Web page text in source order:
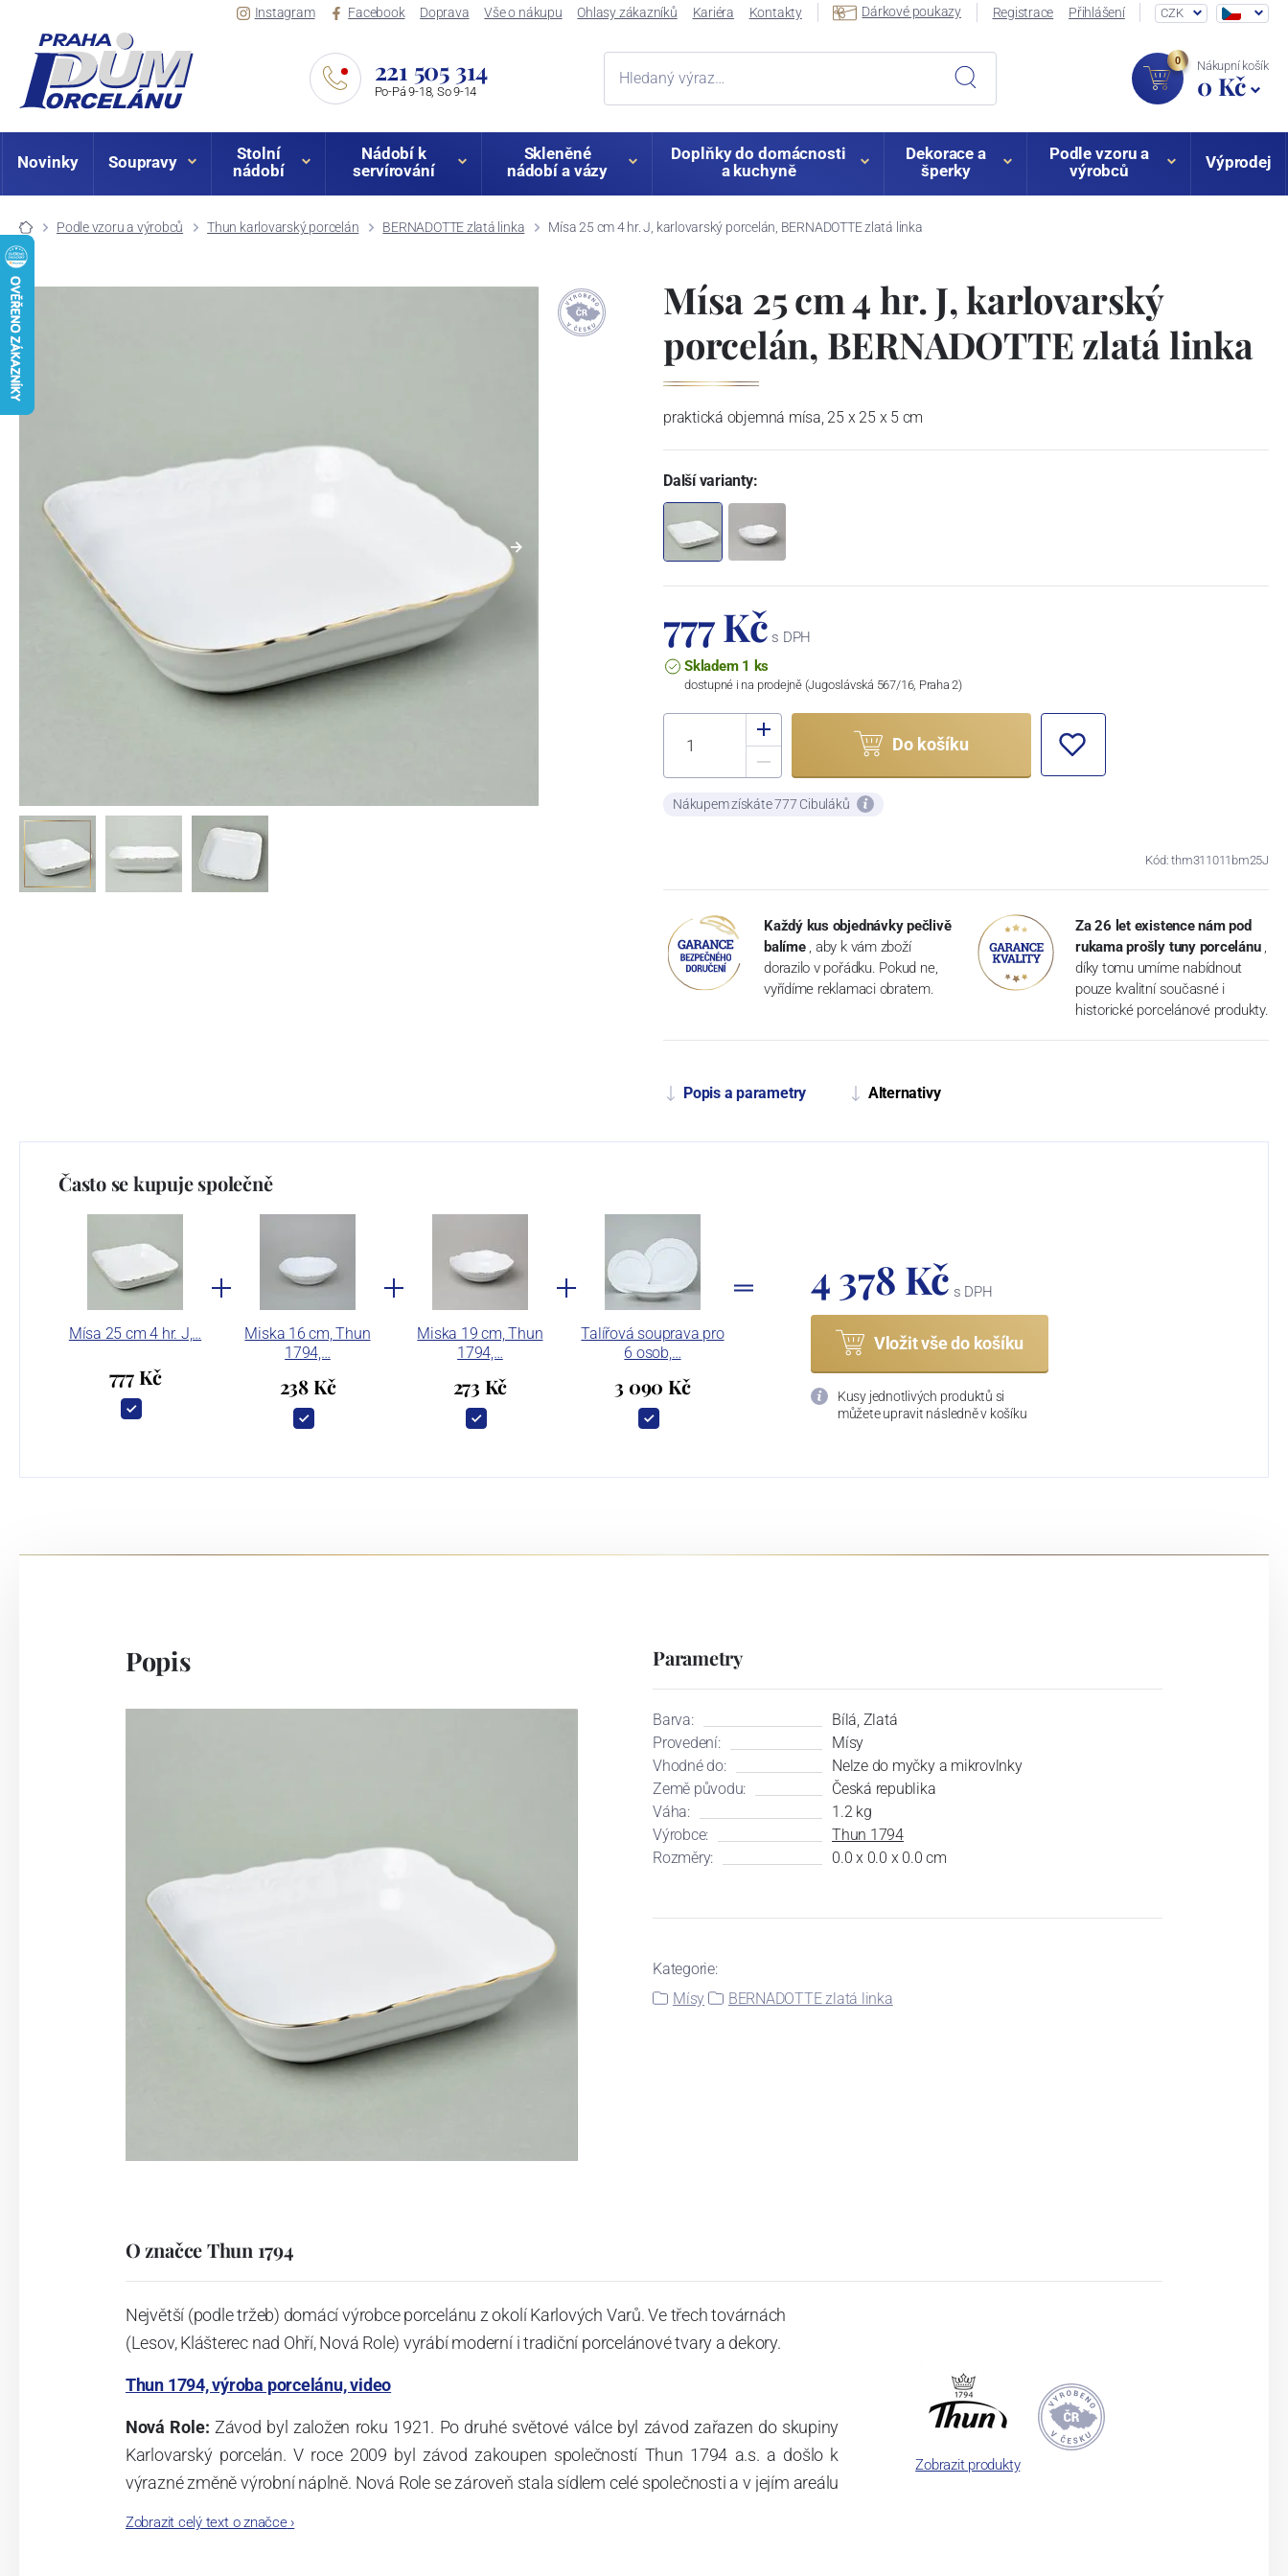
Instagram Facebook Doprava Vše o nákupu Ohlasy zákazníků Kariéra Kontakty Dárkové poukazy Registrace Přihlášení CZK
221 505 314
Po-Pá 9-18, So 9-14
0 Nákupní košík
0 Kč
Novinky Soupravy
Stolní
nádobí
Nádobí k
servírování
Skleněné
nádobí a vázy
Doplňky do domácnosti
a kuchyně
Dekorace a
šperky
Podle vzoru a
výrobců
Výprodej
Podle vzoru a výrobců Thun karlovarský porcelán BERNADOTTE zlatá linka Mísa 25 cm 4 hr. J, karlovarský porcelán, BERNADOTTE zlatá linka
Mísa 25 cm 4 hr. J, karlovarský
porcelán, BERNADOTTE zlatá linka
praktická objemná mísa, 25 x 25 x 5 cm
Další varianty:
777 Kč s DPH
Skladem 1 ks
dostupné i na prodejně (Jugoslávská 567/16, Praha 2)
Do košíku
Nákupem získáte 777 Cibuláků
Kód: thm311011bm25J
Každý kus objednávky pečlivě
balíme , aby k vám zboží
dorazilo v pořádku. Pokud ne,
vyřídíme reklamaci obratem.
Za 26 let existence nám pod
rukama prošly tuny porcelánu ,
díky tomu umíme nabídnout
pouze kvalitní současné i
historické porcelánové produkty.
Popis a parametry Alternativy
Často se kupuje společně
Mísa 25 cm 4 hr. J,…
777 Kč
Miska 16 cm, Thun
1794,…
238 Kč
Miska 19 cm, Thun
1794,…
273 Kč
Talířová souprava pro
6 osob,…
3 090 Kč
4 378 Kč s DPH
Vložit vše do košíku
Kusy jednotlivých produktů si
můžete upravit následně v košíku
Popis Parametry
Barva:
Bílá, Zlatá
Provedení:
Mísy
Vhodné do:
Nelze do myčky a mikrovlnky
Země původu:
Česká republika
Váha:
1.2 kg
Výrobce:
Thun 1794
Rozměry:
0.0 x 0.0 x 0.0 cm
Kategorie:
Mísy
BERNADOTTE zlatá linka
O značce Thun 1794
Největší (podle tržeb) domácí výrobce porcelánu z okolí Karlových Varů. Ve třech továrnách
(Lesov, Klášterec nad Ohří, Nová Role) vyrábí moderní i tradiční porcelánové tvary a dekory.
Thun 1794, výroba porcelánu, video
Nová Role: Závod byl založen roku 1921. Po druhé světové válce byl závod zařazen do skupiny
Karlovarský porcelán. V roce 2009 byl závod zakoupen společností Thun 1794 a.s. a došlo k
výrazné změně výrobní náplně. Nová Role se zároveň stala sídlem celé společnosti a v jejím areálu
Zobrazit celý text o značce›
Zobrazit produkty